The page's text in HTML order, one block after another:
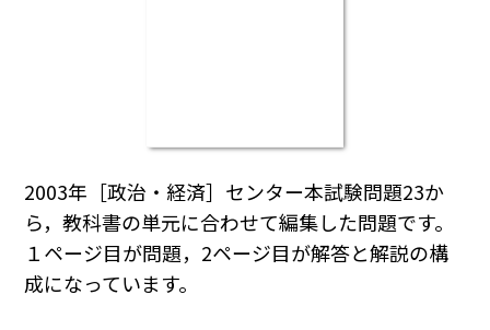
2003年［政治・経済］センター本試験問題23か
ら，教科書の単元に合わせて編集した問題です。
１ページ目が問題，2ページ目が解答と解説の構
成になっています。